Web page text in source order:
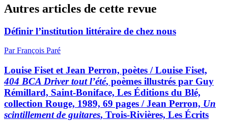
Autres articles de cette revue
Définir l’institution littéraire de chez nous
Par François Paré
Louise Fiset et Jean Perron, poètes / Louise Fiset,
404 BCA Driver tout l’été, poèmes illustrés par Guy
Rémillard, Saint-Boniface, Les Éditions du Blé,
collection Rouge, 1989, 69 pages / Jean Perron, Un
scintillement de guitares, Trois-Rivières, Les Écrits